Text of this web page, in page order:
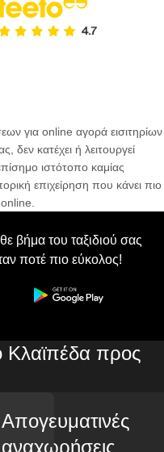
για online αγορά εισιτηρίων
δεν κατέχει ή λειτουργεί
ιστότοπο καμίας
επιχείρηση που κάνει πιο
βήμα του ταξιδιού σας
ποτέ πιο εύκολος!
Κλαϊπέδα προς
Απογευματινές
αναχωρήσεις